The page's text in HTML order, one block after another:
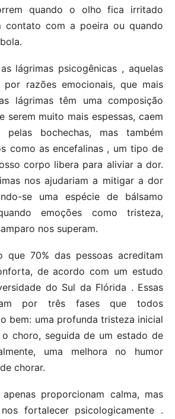
quando o olho fica irritado
contato com a poeira ou quando
lágrimas psicogênicas , aquelas
por razões emocionais, que mais
lágrimas têm uma composição
serem muito mais espessas, caem
pelas bochechas, mas também
como as encefalinas , um tipo de
corpo libera para aliviar a dor.
nos ajudariam a mitigar a dor
se uma espécie de bálsamo
emoções como tristeza,
nos superam.
que 70% das pessoas acreditam
de acordo com um estudo
do Sul da Flórida . Essas
por três fases que todos
bem: uma profunda tristeza inicial
o choro, seguida de um estado de
uma melhora no humor
chorar.
proporcionam calma, mas
fortalecer psicologicamente .